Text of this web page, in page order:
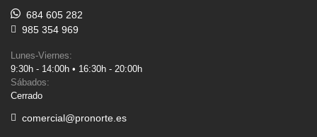
684 605 282
985 354 969
Lunes-Viernes:
9:30h - 14:00h • 16:30h - 20:00h
Sábados:
Cerrado
comercial@pronorte.es